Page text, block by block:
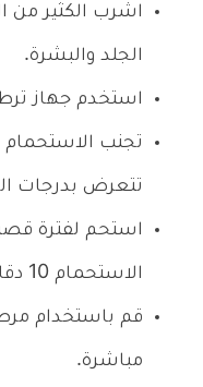
اشرب الكثير من
الجلد والبشرة.
استخدم جهاز
تجنب الاستحمام
تتعرض بدرجات
استحم لفترة
الاستحمام 10 دقائق.
قم باستخدام
مباشرة.